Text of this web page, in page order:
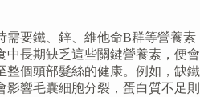
需要鐵、鋅、維他命B群等營養素
中長期缺乏這些關鍵營養素，便會
整個頭部髮絲的健康。例如，缺鐵
響毛囊細胞分裂，蛋白質不足則